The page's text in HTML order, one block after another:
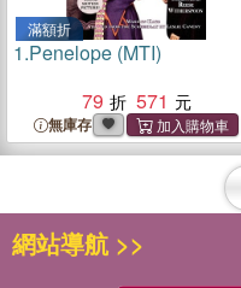
滿額折
1.Penelope (MTI)
79
571
無庫存
網站導航 >>